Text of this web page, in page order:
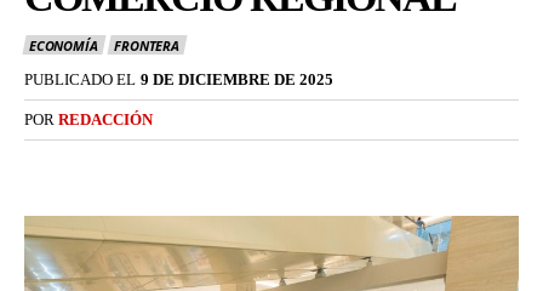
ECONOMÍA
FRONTERA
PUBLICADO EL 9 DE DICIEMBRE DE 2025
POR REDACCIÓN